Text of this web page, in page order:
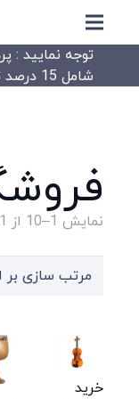
توجه نمایید :
شامل 15 درصد تخفیف خواهد شد.
نمایش 1–10 از 61 نتیجه
خرید